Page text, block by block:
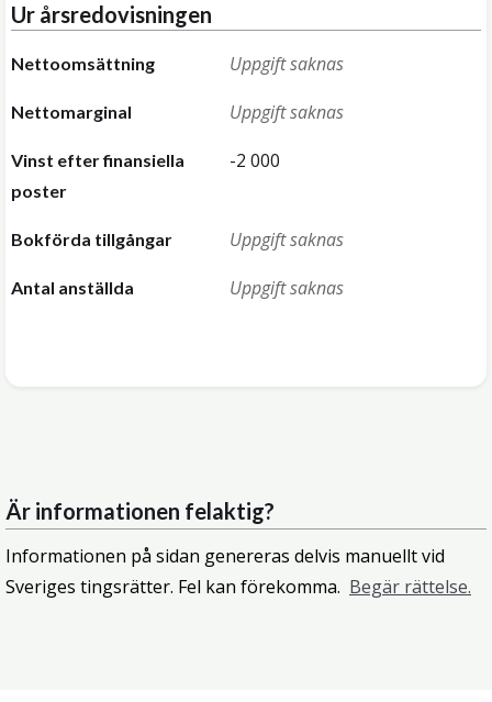
Ur årsredovisningen
Nettoomsättning Uppgift saknas
Nettomarginal Uppgift saknas
Vinst efter finansiella
poster
-2 000
Bokförda tillgångar Uppgift saknas
Antal anställda Uppgift saknas
Är informationen felaktig?
Informationen på sidan genereras delvis manuellt vid
Sveriges tingsrätter. Fel kan förekomma. Begär rättelse.